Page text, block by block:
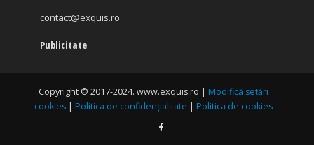
contact@exquis.ro
Publicitate
Copyright © 2017-2024. www.exquis.ro | Modifică setări
cookies | Politica de confidențialitate | Politica de cookies